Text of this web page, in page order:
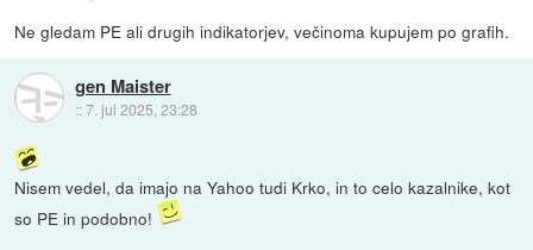
Ne gledam PE ali drugih indikatorjev, večinoma kupujem po grafih.
gen Maister
::7. jul 2025, 23:28
Nisem vedel, da imajo na Yahoo tudi Krko, in to celo kazalnike, kot
so PE in podobno!